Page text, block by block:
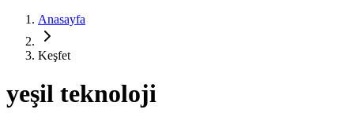
Anasayfa
Keşfet
yeşil teknoloji